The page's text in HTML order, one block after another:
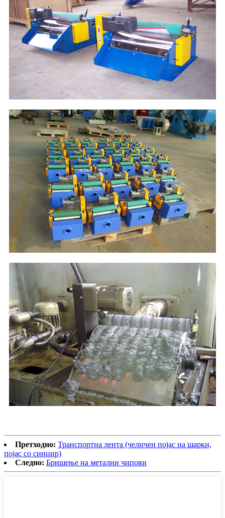
Претходно: Транспортна лента (челичен појас на шарки,
појас со синџир)
Следно: Бришење на метални чипови